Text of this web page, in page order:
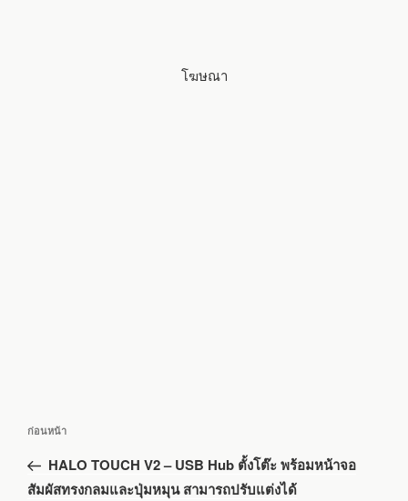
โฆษณา
เรื่อง
เรื่อง
ก่อน
หน้า
ก่อนหน้า
HALO TOUCH V2 – USB Hub ตั้งโต๊ะ พร้อมหน้าจอ
สัมผัสทรงกลมและปุ่มหมุน สามารถปรับแต่งได้